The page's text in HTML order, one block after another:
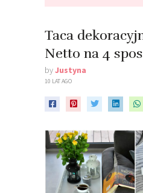
Taca
Netto na 4
byJustyna
10 LAT AGO